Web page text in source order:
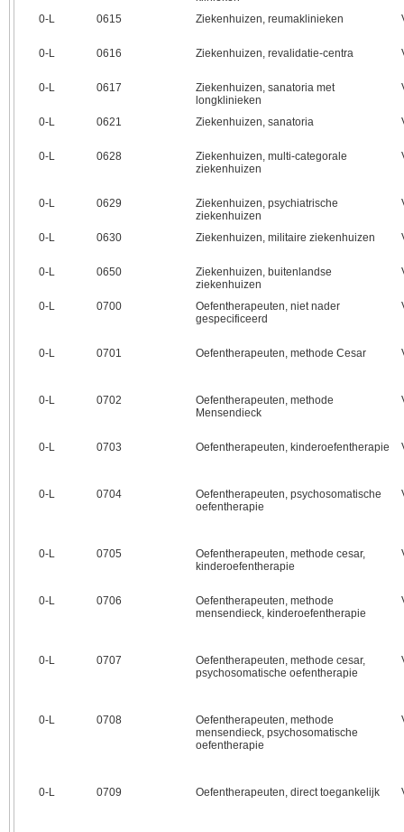
0‑L
0615 Ziekenhuizen, reumaklinieken
0‑L 0616 Ziekenhuizen, revalidatie-centra
0‑L 0617
Ziekenhuizen, sanatoria met
longklinieken
0‑L 0621 Ziekenhuizen, sanatoria
0‑L 0628
Ziekenhuizen, multi-categorale
ziekenhuizen
0‑L 0629
Ziekenhuizen, psychiatrische
ziekenhuizen
0‑L 0630 Ziekenhuizen, militaire ziekenhuizen
0‑L 0650
Ziekenhuizen, buitenlandse
ziekenhuizen
0‑L 0700
Oefentherapeuten, niet nader
gespecificeerd
0‑L 0701 Oefentherapeuten, methode Cesar
0‑L 0702
Oefentherapeuten, methode
Mensendieck
0‑L 0703 Oefentherapeuten, kinderoefentherapie
0‑L 0704
Oefentherapeuten, psychosomatische
oefentherapie
0‑L 0705
Oefentherapeuten, methode cesar,
kinderoefentherapie
0‑L 0706
Oefentherapeuten, methode
mensendieck, kinderoefentherapie
0‑L 0707
Oefentherapeuten, methode cesar,
psychosomatische oefentherapie
0‑L 0708
Oefentherapeuten, methode
mensendieck, psychosomatische
oefentherapie
0‑L 0709 Oefentherapeuten, direct toegankelijk